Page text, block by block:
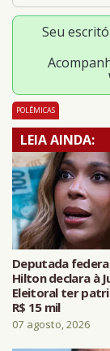
Seu
POLÊMICAS
LEIA AINDA:
Deputada
Hilton declara à
Eleitoral ter
R$ 15 mil
07 agosto, 2026